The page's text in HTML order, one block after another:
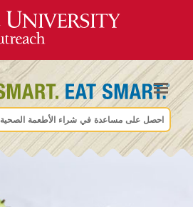
احصل على مساعدة في شراء الأطعمة الصحية